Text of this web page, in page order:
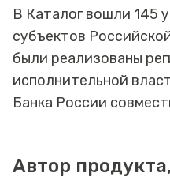
В Каталог вошли 145
субъектов
были реализованы
исполнительной
Банка России
Автор